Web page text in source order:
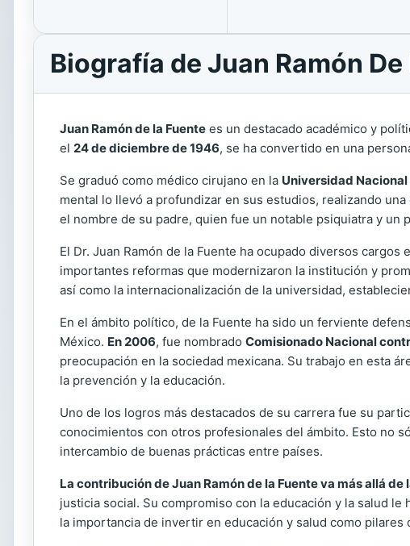
Biografía de Juan Ramón De
Juan Ramón de la Fuente es un destacado académico y
el 24 de diciembre de 1946, se ha convertido en una
Se graduó como médico cirujano en la Universidad
mental lo llevó a profundizar en sus estudios, realizando
el nombre de su padre, quien fue un notable psiquiatra y un
El Dr. Juan Ramón de la Fuente ha ocupado diversos
importantes reformas que modernizaron la institución y
así como la internacionalización de la universidad,
En el ámbito político, de la Fuente ha sido un ferviente
México. En 2006, fue nombrado Comisionado Nacional
preocupación en la sociedad mexicana. Su trabajo en esta
la prevención y la educación.
Uno de los logros más destacados de su carrera fue su
conocimientos con otros profesionales del ámbito. Esto no
intercambio de buenas prácticas entre países.
La contribución de Juan Ramón de la Fuente va más allá
justicia social. Su compromiso con la educación y la salud
la importancia de invertir en educación y salud como pilares